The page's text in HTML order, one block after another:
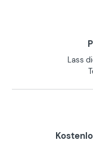
Lass